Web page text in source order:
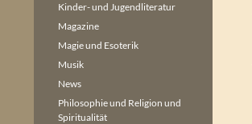
Kinder- und Jugendliteratur
Magazine
Magie und Esoterik
Musik
News
Philosophie und Religion und
Spiritualität